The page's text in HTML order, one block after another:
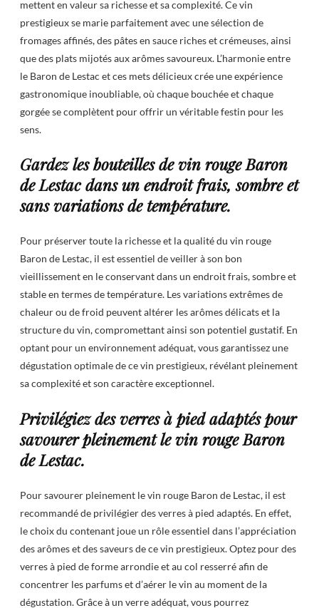
mettent en valeur sa richesse et sa complexité. Ce vin
prestigieux se marie parfaitement avec une sélection de
fromages affinés, des pâtes en sauce riches et crémeuses, ainsi
que des plats mijotés aux arômes savoureux. L’harmonie entre
le Baron de Lestac et ces mets délicieux crée une expérience
gastronomique inoubliable, où chaque bouchée et chaque
gorgée se complètent pour offrir un véritable festin pour les
sens.
Gardez les bouteilles de vin rouge Baron
de Lestac dans un endroit frais, sombre et
sans variations de température.
Pour préserver toute la richesse et la qualité du vin rouge
Baron de Lestac, il est essentiel de veiller à son bon
vieillissement en le conservant dans un endroit frais, sombre et
stable en termes de température. Les variations extrêmes de
chaleur ou de froid peuvent altérer les arômes délicats et la
structure du vin, compromettant ainsi son potentiel gustatif. En
optant pour un environnement adéquat, vous garantissez une
dégustation optimale de ce vin prestigieux, révélant pleinement
sa complexité et son caractère exceptionnel.
Privilégiez des verres à pied adaptés pour
savourer pleinement le vin rouge Baron
de Lestac.
Pour savourer pleinement le vin rouge Baron de Lestac, il est
recommandé de privilégier des verres à pied adaptés. En effet,
le choix du contenant joue un rôle essentiel dans l’appréciation
des arômes et des saveurs de ce vin prestigieux. Optez pour des
verres à pied de forme arrondie et au col resserré afin de
concentrer les parfums et d’aérer le vin au moment de la
dégustation. Grâce à un verre adéquat, vous pourrez